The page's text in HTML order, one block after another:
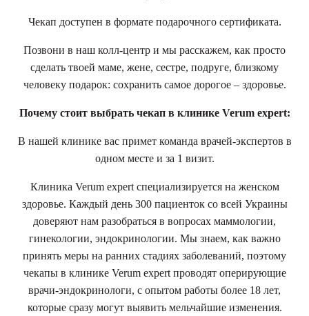
Чекап доступен в формате подарочного сертификата.
Позвони в наш колл-центр и мы расскажем, как просто
сделать твоей маме, жене, сестре, подруге, близкому
человеку подарок: сохранить самое дорогое – здоровье.
Почему стоит выбрать чекап в клинике Verum expert:
В нашей клинике вас примет команда врачей-экспертов в
одном месте и за 1 визит.
Клиника Verum expert специализируется на женском
здоровье. Каждый день 300 пациенток со всей Украины
доверяют нам разобраться в вопросах маммологии,
гинекологии, эндокринологии. Мы знаем, как важно
принять меры на ранних стадиях заболеваний, поэтому
чекапы в клинике Verum expert проводят оперирующие
врачи-эндокринологи, с опытом работы более 18 лет,
которые сразу могут выявить мельчайшие изменения.